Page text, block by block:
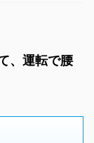
、運転で腰